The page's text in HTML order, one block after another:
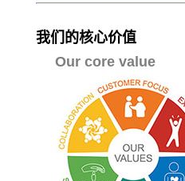
我们的核心价值
Our core value